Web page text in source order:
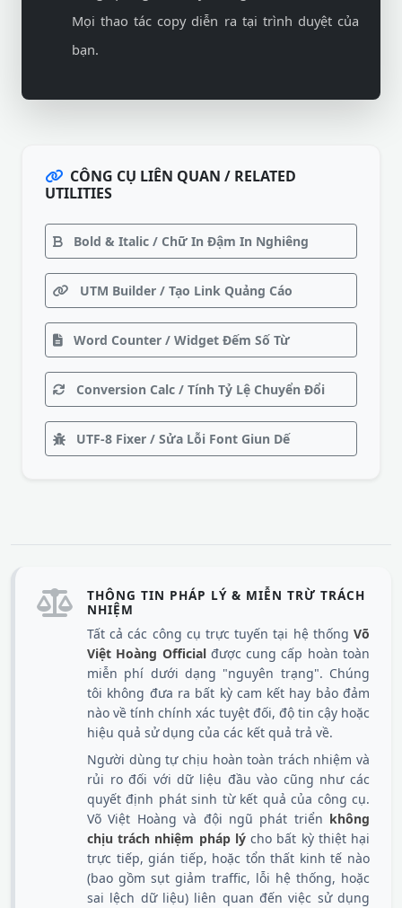
Mọi thao tác copy diễn ra tại trình duyệt của
bạn.
CÔNG CỤ LIÊN QUAN / RELATED
UTILITIES
Bold & Italic / Chữ In Đậm In Nghiêng
UTM Builder / Tạo Link Quảng Cáo
Word Counter / Widget Đếm Số Từ
Conversion Calc / Tính Tỷ Lệ Chuyển Đổi
UTF-8 Fixer / Sửa Lỗi Font Giun Dế
THÔNG TIN PHÁP LÝ & MIỄN TRỪ TRÁCH
NHIỆM
Tất cả các công cụ trực tuyến tại hệ thống Võ
Việt Hoàng Officialđược cung cấp hoàn toàn
miễn phí dưới dạng "nguyên trạng". Chúng
tôi không đưa ra bất kỳ cam kết hay bảo đảm
nào về tính chính xác tuyệt đối, độ tin cậy hoặc
hiệu quả sử dụng của các kết quả trả về.
Người dùng tự chịu hoàn toàn trách nhiệm và
rủi ro đối với dữ liệu đầu vào cũng như các
quyết định phát sinh từ kết quả của công cụ.
Võ Việt Hoàng và đội ngũ phát triển không
chịu trách nhiệm pháp lýcho bất kỳ thiệt hại
trực tiếp, gián tiếp, hoặc tổn thất kinh tế nào
(bao gồm sụt giảm traffic, lỗi hệ thống, hoặc
sai lệch dữ liệu) liên quan đến việc sử dụng